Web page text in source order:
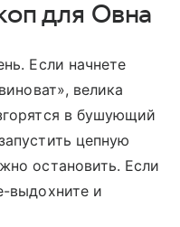
для Овна
Если начнете
велика
в бушующий
цепную
остановить. Если
выдохните и